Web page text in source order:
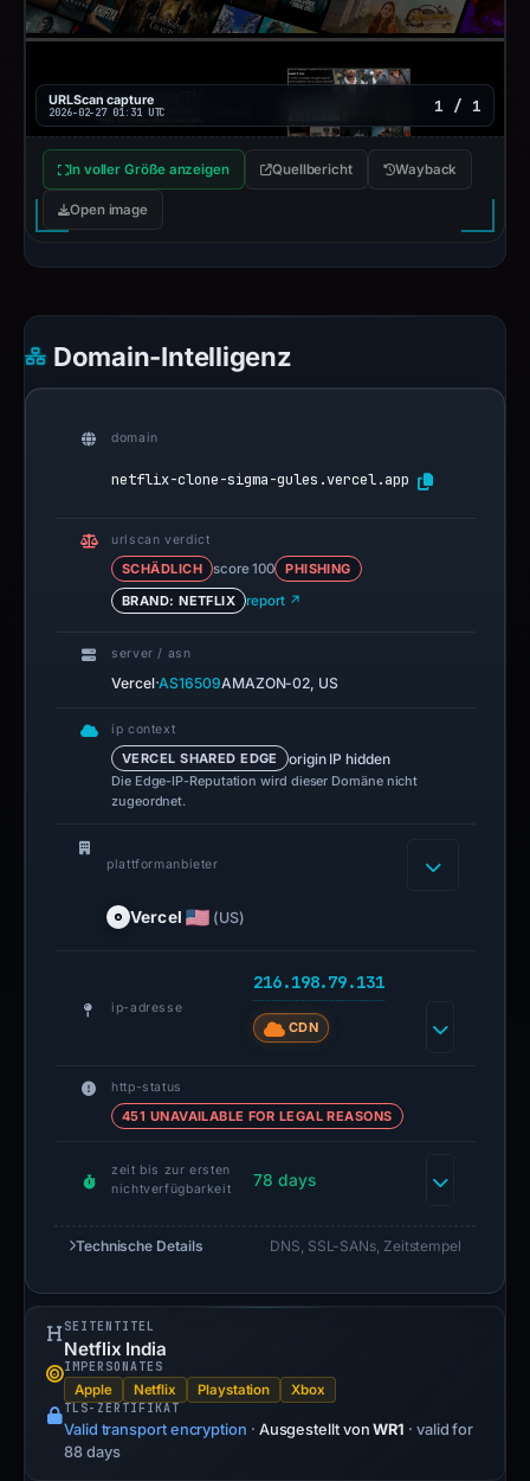
URLScan capture
2026-02-27 01:31 UTC 1 / 1
In voller Größe anzeigen Quellbericht Wayback
Open image
Domain-Intelligenz
domain
netflix-clone-sigma-gules.vercel.app
urlscan verdict
SCHÄDLICH score 100
PHISHING
BRAND: NETFLIX
report ↗
server / asn
Vercel·AS16509AMAZON-02, US
ip context
VERCEL SHARED EDGE origin IP hidden
Die Edge-IP-Reputation wird dieser Domäne nicht
zugeordnet.
plattformanbieter
Vercel (US)
ip-adresse
216.198.79.131
CDN
http-status
451 UNAVAILABLE FOR LEGAL REASONS
zeit bis zur ersten
nichtverfügbarkeit
78 days
Technische Details DNS, SSL-SANs, Zeitstempel
SEITENTITEL
Netflix India
IMPERSONATES
Apple Netflix Playstation Xbox
TLS-ZERTIFIKAT
Valid transport encryption · Ausgestellt vonWR1 · valid for
88 days